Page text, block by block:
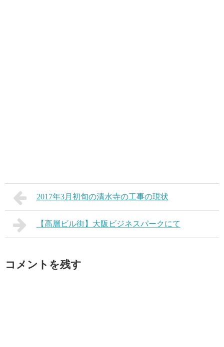
2017年3月初旬の清水寺の工事の現状
【高層ビル街】大阪ビジネスパークにて
コメントを残す